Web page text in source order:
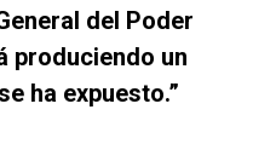
del Poder
produciendo un
ha expuesto.”